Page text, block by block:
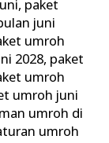
, paket
juni
umroh
2028, paket
umroh
umroh juni
umroh di
umroh